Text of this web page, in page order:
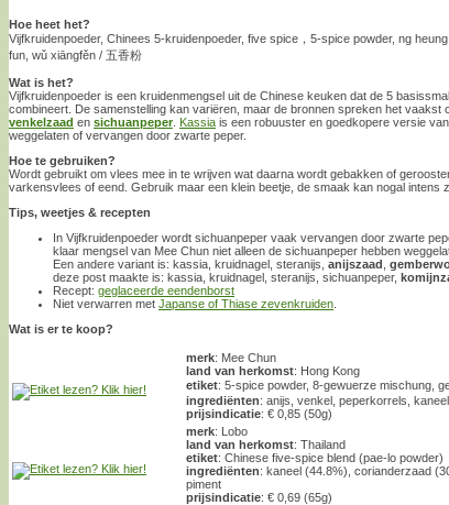
Hoe heet het?
Vijfkruidenpoeder, Chinees 5-kruidenpoeder, five spice，5-spice powder, ng heung
fun, wǔ xiāngfěn / 五香粉
Wat is het?
Vijfkruidenpoeder is een kruidenmengsel uit de Chinese keuken dat de 5
combineert. De samenstelling kan variëren, maar de bronnen spreken het vaakst
venkelzaad en sichuanpeper. Kassia is een robuuster en goedkopere versie van
weggelaten of vervangen door zwarte peper.
Hoe te gebruiken?
Wordt gebruikt om vlees mee in te wrijven wat daarna wordt gebakken of
varkensvlees of eend. Gebruik maar een klein beetje, de smaak kan nogal intens
Tips, weetjes & recepten
In Vijfkruidenpoeder wordt sichuanpeper vaak vervangen door zwarte
klaar mengsel van Mee Chun niet alleen de sichuanpeper hebben
Een andere variant is: kassia, kruidnagel, steranijs, anijszaad
deze post maakte is: kassia, kruidnagel, steranijs, sichuanpeper,
Recept: geglaceerde eendenborst
Niet verwarren met Japanse of Thiase zevenkruiden
Wat is er te koop?
merk: Mee Chun
land van herkomst: Hong Kong
etiket: 5-spice powder, 8-gewuerze mischung,
ingrediënten: anijs, venkel, peperkorrels,
prijsindicatie: € 0,85 (50g)
merk: Lobo
land van herkomst: Thailand
etiket: Chinese five-spice blend (pae-lo powder)
ingrediënten: kaneel (44.8%), corianderzaad
piment
prijsindicatie: € 0,69 (65g)